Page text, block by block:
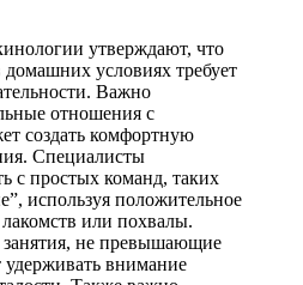
утверждают, что
домашних условиях требует
Важно
отношения с
создать комфортную
Специалисты
с простых команд, таких
используя положительное
или похвалы.
занятия, не превышающие
внимание